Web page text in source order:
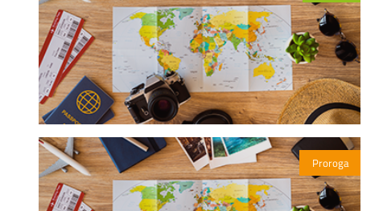
Proroga